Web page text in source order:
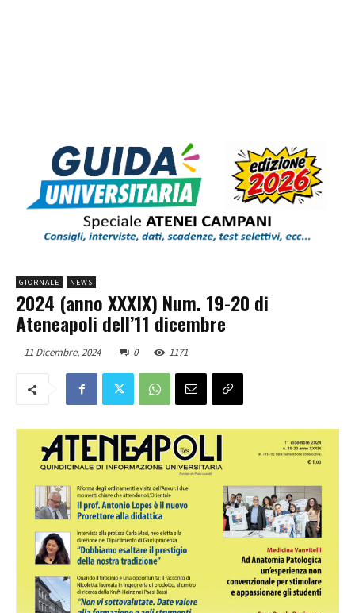
GIORNALE NEWS
2024 (anno XXXIX) Num. 19-20 di
Ateneapoli dell’11 dicembre
11 Dicembre, 2024 0 1171